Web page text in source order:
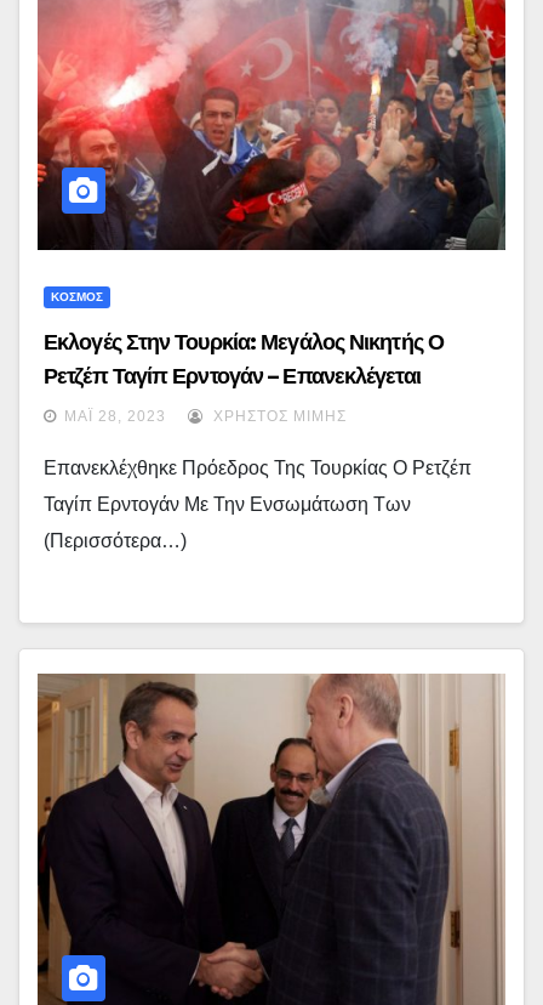
ΚΟΣΜΟΣ
Εκλογές Στην Τουρκία: Μεγάλος Νικητής Ο
Ρετζέπ Ταγίπ Ερντογάν – Επανεκλέγεται
Πρόεδρος Για Πέντε Χρόνια
ΜΆΙ 28, 2023 ΧΡΉΣΤΟΣ ΜΊΜΗΣ
Επανεκλέχθηκε Πρόεδρος Της Τουρκίας Ο Ρετζέπ
Ταγίπ Ερντογάν Με Την Ενσωμάτωση Των
(περισσότερα…)